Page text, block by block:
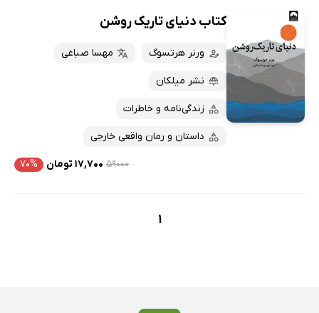
تازه‌ها
داغ‌ترین‌ها
پربحث‌ها
ارزان ترین‌ها
همه کتاب‌ها
کتاب‌های صوتی
کتاب‌های متنی
کتاب دنیای تاریک روشن
ورنر هرتسوگ مهسا صباغی
نشر میلکان
زندگی‌نامه و خاطرات
داستان و رمان واقعی خارجی
۵۹۰۰۰ ۱۷,۷۰۰ تومان ۷۰%
1